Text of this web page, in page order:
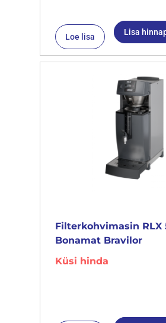
Loe lisa Lisa
Filterkohvimasin RLX
Bonamat Bravilor
Küsi hinda